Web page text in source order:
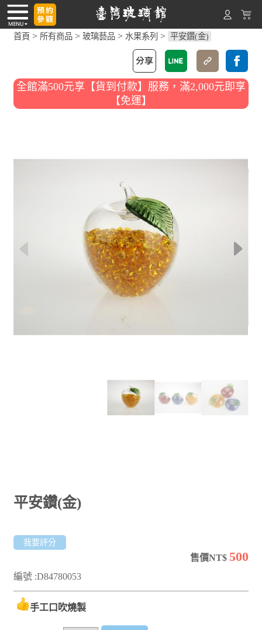
首頁 > 所有商品 >玻璃藝品 > 水果系列 > 平安鑽(金)
全館滿500元享【貨到付款】服務，滿2,000元即享
【免運】
平安鑽(金)
我要評分
售價NT$ 500
編號 :D84780053
手工口吹燒製